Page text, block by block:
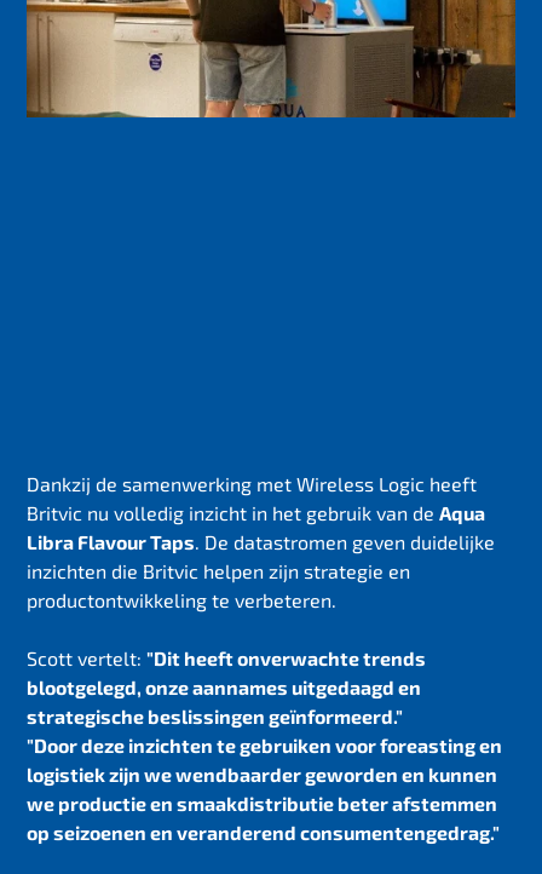
Dankzij de samenwerking met Wireless Logic heeft
Britvic nu volledig inzicht in het gebruik van deAqua
Libra Flavour Taps. De datastromen geven duidelijke
inzichten die Britvic helpen zijn strategie en
productontwikkeling te verbeteren.
Scott vertelt:"Dit heeft onverwachte trends
blootgelegd, onze aannames uitgedaagd en
strategische beslissingen geïnformeerd."
"Door deze inzichten te gebruiken voor foreasting en
logistiek zijn we wendbaarder geworden en kunnen
we productie en smaakdistributie beter afstemmen
op seizoenen en veranderend consumentengedrag."